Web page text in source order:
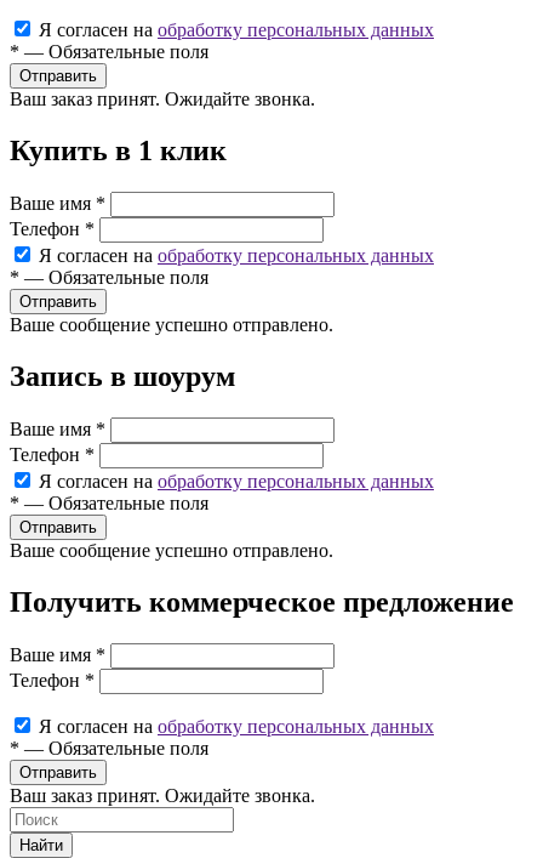
Я согласен на обработку персональных данных
* — Обязательные поля
Ваш заказ принят. Ожидайте звонка.
Купить в 1 клик
Ваше имя *
Телефон *
Я согласен на обработку персональных данных
* — Обязательные поля
Ваше сообщение успешно отправлено.
Запись в шоурум
Ваше имя *
Телефон *
Я согласен на обработку персональных данных
* — Обязательные поля
Ваше сообщение успешно отправлено.
Получить коммерческое предложение
Ваше имя *
Телефон *
Я согласен на обработку персональных данных
* — Обязательные поля
Ваш заказ принят. Ожидайте звонка.
Найти